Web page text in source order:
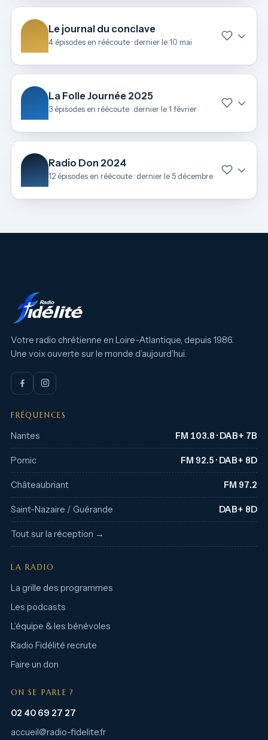
Le journal du conclave
4 épisodes en réécoute · dernier le 10 mai
La Folle Journée 2025
3 épisodes en réécoute · dernier le 1 février
Radio Don 2024
12 épisodes en réécoute · dernier le 5 décembre
Votre radio chrétienne en Loire-Atlantique, depuis 1986.
Une voix ouverte sur le monde d’aujourd’hui.
FRÉQUENCES
Nantes FM 103.8 · DAB+ 7B
Pornic FM 92.5 · DAB+ 8D
Châteaubriant FM 97.2
Saint-Nazaire / Guérande DAB+ 8D
Tout sur la réception →
LA RADIO
La grille des programmes
Les podcasts
L’équipe & les bénévoles
Radio Fidélité recrute
Faire un don
ON SE PARLE ?
02 40 69 27 27
accueil@radio-fidelite.fr